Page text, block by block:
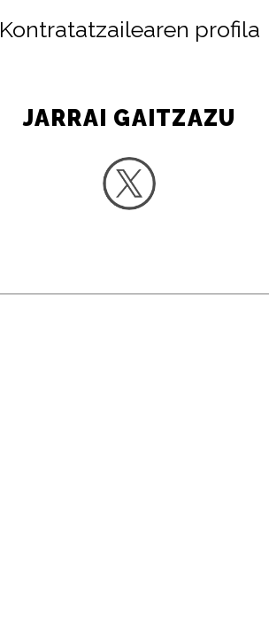
Kontratatzailearen profila
JARRAI GAITZAZU